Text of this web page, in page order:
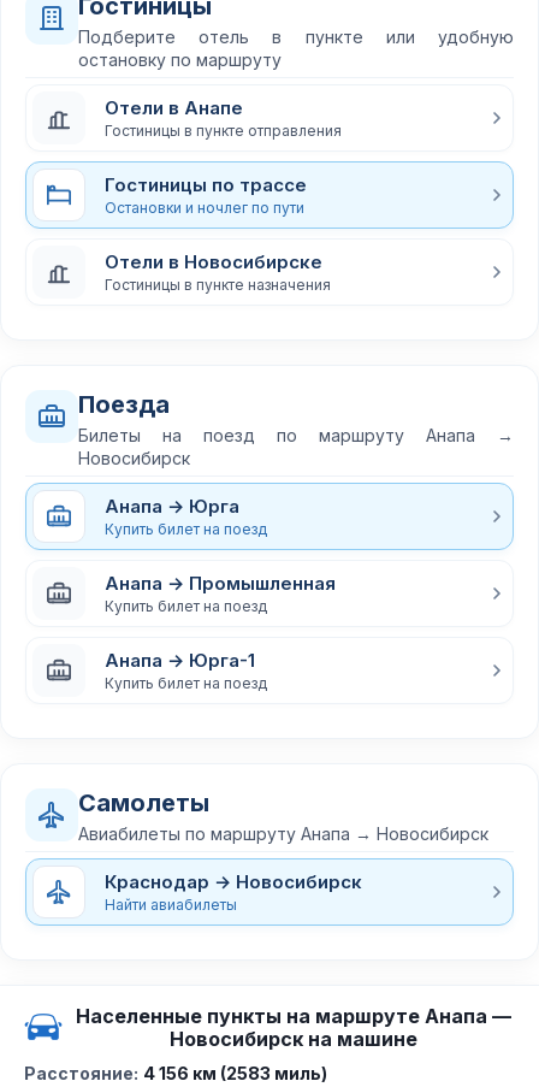
Гостиницы
Подберите отель в пункте или удобную
остановку по маршруту
Отели в Анапе
Гостиницы в пункте отправления
Гостиницы по трассе
Остановки и ночлег по пути
Отели в Новосибирске
Гостиницы в пункте назначения
Поезда
Билеты на поезд по маршруту Анапа →
Новосибирск
Анапа → Юрга
Купить билет на поезд
Анапа → Промышленная
Купить билет на поезд
Анапа → Юрга-1
Купить билет на поезд
Самолеты
Авиабилеты по маршруту Анапа → Новосибирск
Краснодар → Новосибирск
Найти авиабилеты
Населенные пункты на маршруте Анапа —
Новосибирск на машине
Расстояние: 4 156 км (2583 миль)